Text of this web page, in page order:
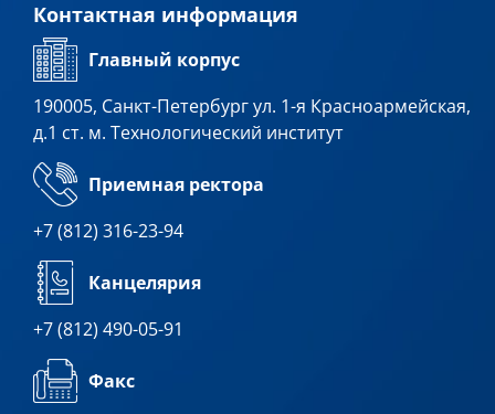
Контактная информация
Главный корпус
190005, Санкт-Петербург ул. 1-я Красноармейская,
д.1 ст. м. Технологический институт
Приемная ректора
+7 (812) 316-23-94
Канцелярия
+7 (812) 490-05-91
Факс